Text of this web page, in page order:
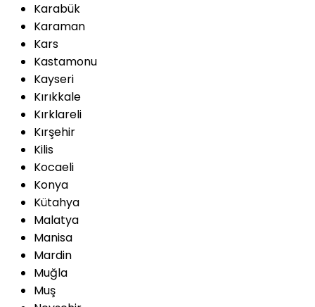
Karabük
Karaman
Kars
Kastamonu
Kayseri
Kırıkkale
Kırklareli
Kırşehir
Kilis
Kocaeli
Konya
Kütahya
Malatya
Manisa
Mardin
Muğla
Muş